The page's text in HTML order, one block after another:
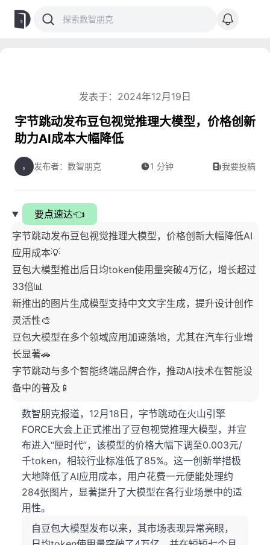
发表于：2024年12月19日
字节跳动发布豆包视觉推理大模型，价格创新
助力AI成本大幅降低
发布者：数智朋克 1 分钟 我要投稿
要点速达👈
字节跳动发布豆包视觉推理大模型，价格创新大幅降低AI
应用成本💡
豆包大模型推出后日均token使用量突破4万亿，增长超过
33倍📊
新推出的图片生成模型支持中文文字生成，提升设计创作
灵活性🎨
豆包大模型在多个领域应用加速落地，尤其在汽车行业增
长显著🚗
字节跳动与多个智能终端品牌合作，推动AI技术在智能设
备中的普及📱
数智朋克报道，12月18日，字节跳动在火山引擎
FORCE大会上正式推出了豆包视觉推理大模型，并宣
布进入“厘时代”，该模型的价格大幅下调至0.003元/
千token，相较行业标准低了85%。这一创新举措极
大地降低了AI应用成本，用户花费一元便能处理约
284张图片，显著提升了大模型在各行业场景中的适
用性。
自豆包大模型发布以来，其市场表现异常亮眼，